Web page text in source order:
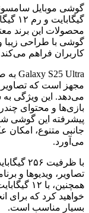
محصولات این برند
گوشی با طراحی زیبا
کاربران فراهم
مجهز است که تصاویر
می‌دهد. این ویژگی به
بازی‌ها و محتوای
پیشرفته این گوشی
جانبی متنوع، امکان
می‌آورد.
با
تصاویر، ویدیوها و
همچنین،
خواهید کرد که برای
بسیار مناسب است.